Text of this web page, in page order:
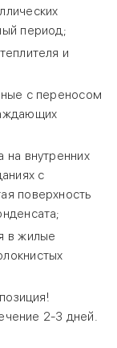
период;
и
с переносом
на внутренних
с
поверхность
в жилые
2-3 дней.